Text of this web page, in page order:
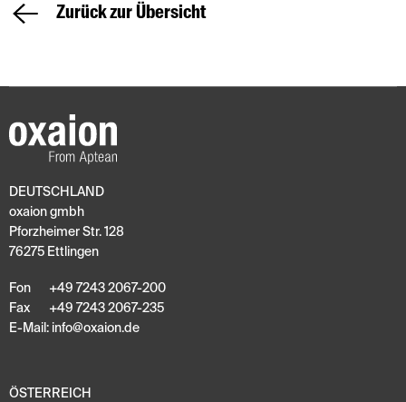
Zurück zur Übersicht
DEUTSCHLAND
oxaion gmbh
Pforzheimer Str. 128
76275 Ettlingen
Fon
+49 7243 2067-200
Fax
+49 7243 2067-235
E-Mail: info@oxaion.de
ÖSTERREICH